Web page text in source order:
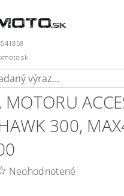
MOTORU
300,
Neohodnotené